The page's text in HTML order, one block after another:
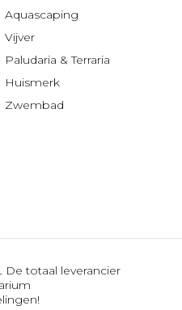
Aquascaping
Vijver
Paludaria & Terraria
Huismerk
Zwembad
totaal leverancier